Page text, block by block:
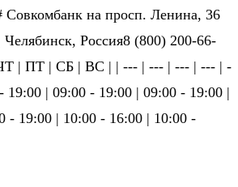
Совкомбанк на просп. Ленина, 36
Россия8 (800) 200-66-
| ПТ | СБ | ВС | | --- | --- | --- | --- | -
| 09:00 - 19:00 | 09:00 - 19:00 |
- 19:00 | 10:00 - 16:00 | 10:00 -